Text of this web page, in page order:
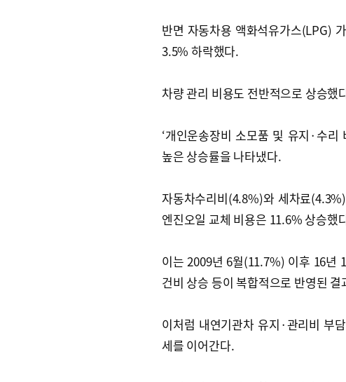
반면 자동차용 액화석유가스(LPG)
3.5% 하락했다.
차량 관리 비용도 전반적으로 상승했
‘개인운송장비 소모품 및 유지·수
높은 상승률을 나타냈다.
자동차수리비(4.8%)와 세차료
엔진오일 교체 비용은 11.6% 상승했
이는 2009년 6월(11.7%) 이후 16년
건비 상승 등이 복합적으로 반영된
이처럼 내연기관차 유지·관리비 부
세를 이어간다.